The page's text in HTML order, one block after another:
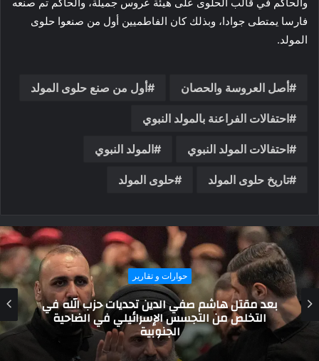
فارسا يمتطى جوادا، وبذلك كان الفاطميين أول من صنعوا حلوى
المولد.
أصل العروسة والحصان أول من صنع حلوى المولد
احتفالات الفراعنة بالمولد النبوي
احتفالات المولد النبوي المولد النبوي
تاريخ حلوى المولد حلوى المولد
تاريخ ومزارات
صراع النفوذ في الخليج: السعوديون والإنجليز في
القرن التاسع عشر